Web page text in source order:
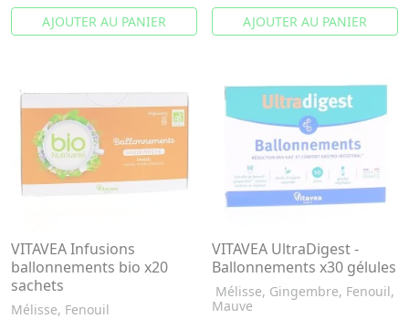
AJOUTER AU PANIER AJOUTER AU PANIER
VITAVEA Infusions
ballonnements bio x20
sachets
Mélisse, Fenouil
VITAVEA UltraDigest -
Ballonnements x30 gélules
Mélisse, Gingembre, Fenouil,
Mauve